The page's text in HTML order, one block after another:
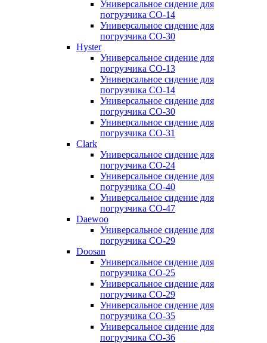
Универсальное сидение для
погрузчика CO-14
Универсальное сидение для
погрузчика CO-30
Hyster
Универсальное сидение для
погрузчика CO-13
Универсальное сидение для
погрузчика CO-14
Универсальное сидение для
погрузчика CO-30
Универсальное сидение для
погрузчика CO-31
Clark
Универсальное сидение для
погрузчика CO-24
Универсальное сидение для
погрузчика CO-40
Универсальное сидение для
погрузчика CO-47
Daewoo
Универсальное сидение для
погрузчика CO-29
Doosan
Универсальное сидение для
погрузчика CO-25
Универсальное сидение для
погрузчика CO-29
Универсальное сидение для
погрузчика CO-35
Универсальное сидение для
погрузчика CO-36